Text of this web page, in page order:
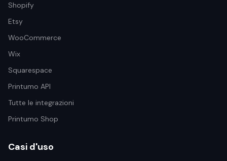
Shopify
Etsy
WooCommerce
Wix
Squarespace
Printumo API
Tutte le integrazioni
Printumo Shop
Casi d'uso